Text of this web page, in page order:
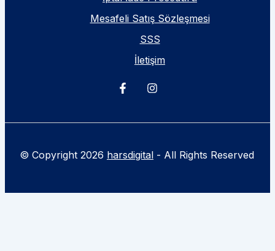
Mesafeli Satış Sözleşmesi
SSS
İletişim
© Copyright 2026 harsdigital - All Rights Reserved